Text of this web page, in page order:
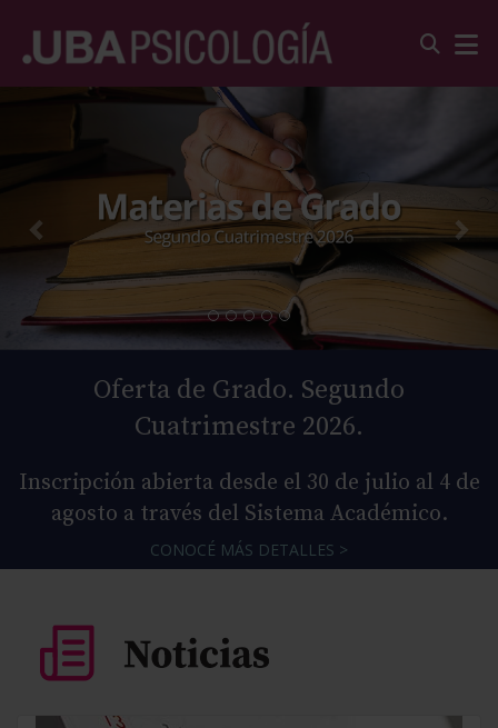
Oferta de Grado. Segundo
Cuatrimestre 2026.
Inscripción abierta desde el 30 de julio al 4 de
agosto a través del Sistema Académico.
CONOCÉ MÁS DETALLES >